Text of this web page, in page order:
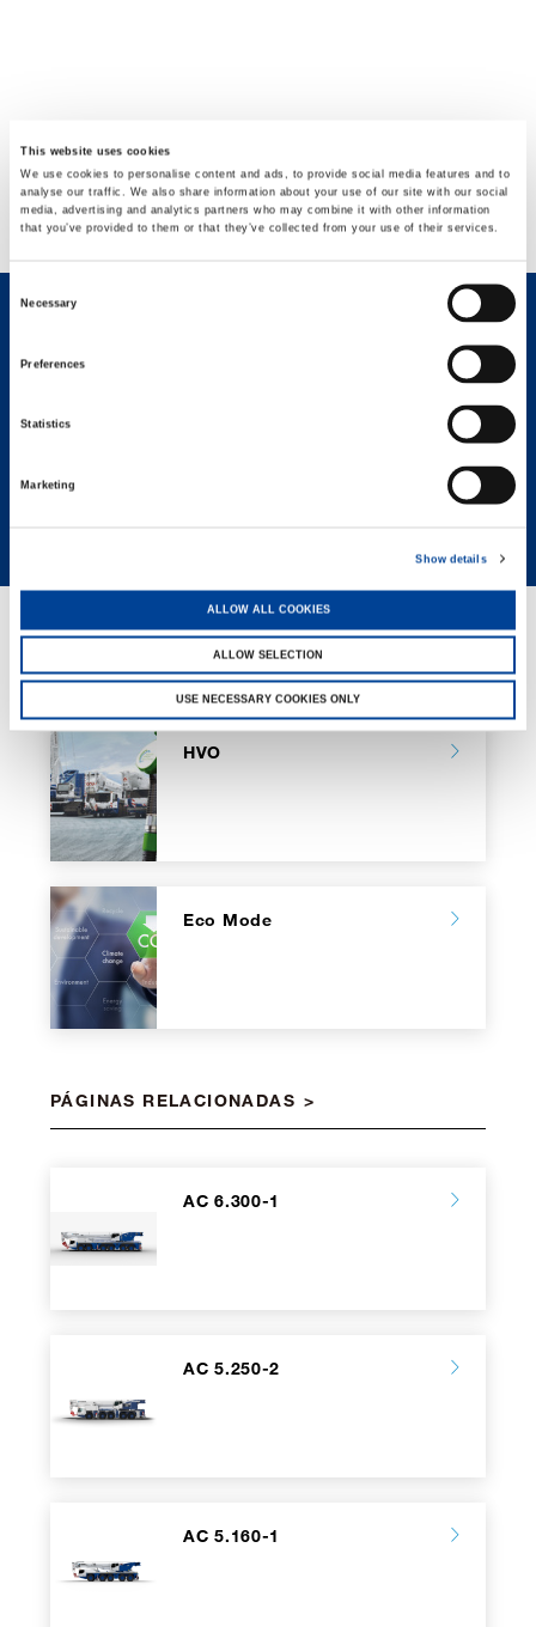
This website uses cookies
We use cookies to personalise content and ads, to provide social media features and to
analyse our traffic. We also share information about your use of our site with our social
media, advertising and analytics partners who may combine it with other information
that you’ve provided to them or that they’ve collected from your use of their services.
Necessary
Preferences
Statistics
Marketing
Show details
ALLOW ALL COOKIES
ALLOW SELECTION
USE NECESSARY COOKIES ONLY
FICHA TÉCNICA
GREEN SOLUTIONS
HVO
Eco Mode
PÁGINAS RELACIONADAS
AC 6.300-1
AC 5.250-2
AC 5.160-1